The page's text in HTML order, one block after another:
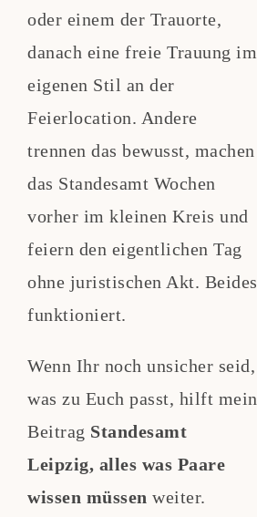
oder einem der Trauorte,
danach eine freie Trauung im
eigenen Stil an der
Feierlocation. Andere
trennen das bewusst, machen
das Standesamt Wochen
vorher im kleinen Kreis und
feiern den eigentlichen Tag
ohne juristischen Akt. Beides
funktioniert.
Wenn Ihr noch unsicher seid,
was zu Euch passt, hilft mein
Beitrag Standesamt
Leipzig, alles was Paare
wissen müssen weiter.